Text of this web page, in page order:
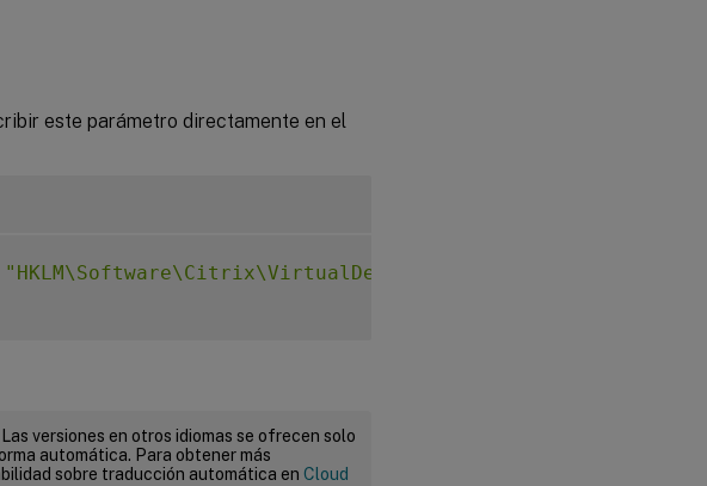
este parámetro directamente en el
"HKLM\Software\Citrix\VirtualDesktopAgent"
versiones en otros idiomas se ofrecen solo
automática. Para obtener más
sobre traducción automática en Cloud